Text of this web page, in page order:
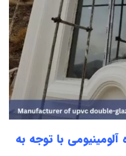
با توجه به